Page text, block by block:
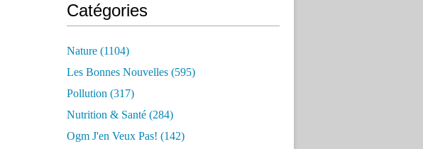
Catégories
Nature (1104)
Les Bonnes Nouvelles (595)
Pollution (317)
Nutrition & Santé (284)
Ogm J'en Veux Pas! (142)